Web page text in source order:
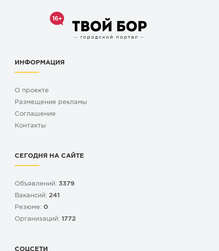
ИНФОРМАЦИЯ
О проекте
Размещение рекламы
Cоглашение
Контакты
СЕГОДНЯ НА САЙТЕ
Объявлений: 3379
Вакансий: 241
Резюме: 0
Организаций: 1772
СОЦСЕТИ